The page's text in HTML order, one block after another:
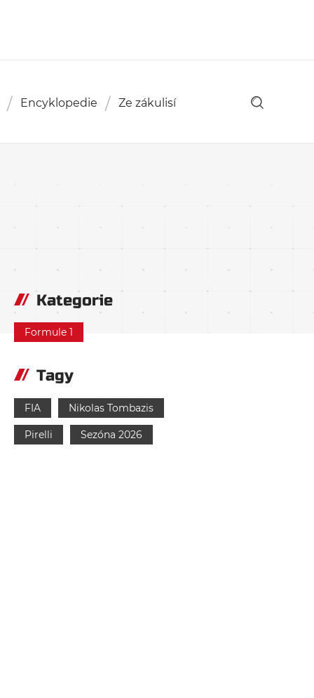
Encyklopedie Ze zákulisí
Kategorie
Formule 1
Tagy
FIA Nikolas Tombazis
Pirelli Sezóna 2026